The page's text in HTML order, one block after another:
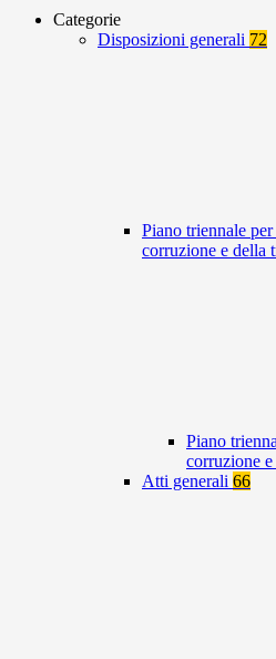
Categorie
Disposizioni generali 72
Piano triennale
corruzione e della
Piano
corruzione
Atti generali 66